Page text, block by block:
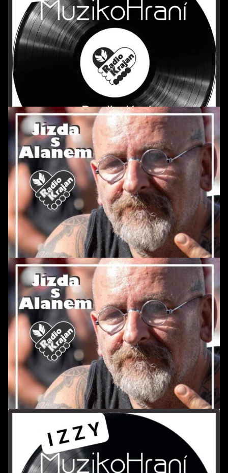
POŘAD: MuzikoHraní *32
POŘAD: Jízda s Alanem *166
POŘAD: Jízda s Alanem *165